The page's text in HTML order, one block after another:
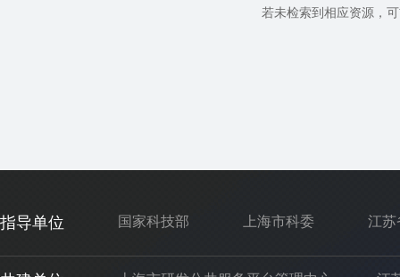
若未检索到相应资源，
指导单位 国家科技部 上海市科委 江苏